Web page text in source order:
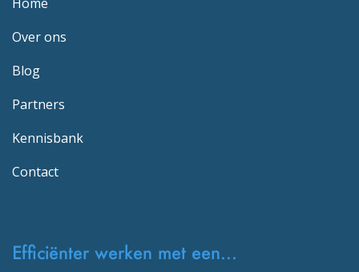
Over ons
Blog
Partners
Kennisbank
Contact
Efficiënter werken met een...